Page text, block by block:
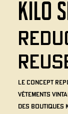
Kilo
Le concept
vêtements
des boutiques